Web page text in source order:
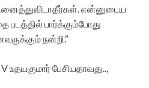
என்னுடைய
பார்க்கும்போது
நன்றி.”
உதயகுமார் பேசியதாவது..,